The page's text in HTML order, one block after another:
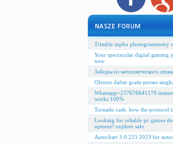
Trimble inpho photogrammetry
Your spectacular digital gaming
now
Заборы из металлического
Olxtoto daftar gratis proses
Whatsapp+237676641179
works 100%
Tornado cash: how the protocol
Looking for reliable pc games
options? explore safe
Autochart 3.0.233 2023 for